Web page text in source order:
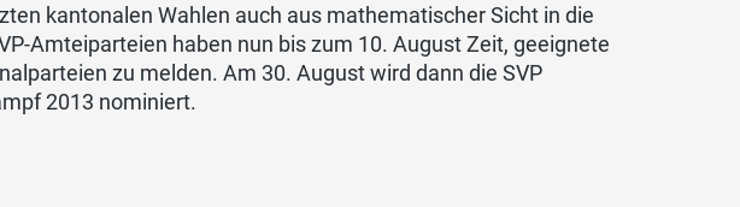
kantonalen Wahlen auch aus mathematischer Sicht in die
Amteiparteien haben nun bis zum 10. August Zeit, geeignete
zu melden. Am 30. August wird dann die SVP
2013 nominiert.